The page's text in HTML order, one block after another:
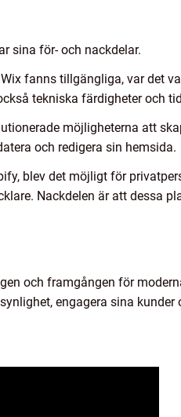
sina för- och nackdelar.
fanns tillgängliga, var det
tekniska färdigheter och
möjligheterna att
och redigera sin hemsida.
blev det möjligt för
Nackdelen är att dessa
och framgången för
engagera sina kunder